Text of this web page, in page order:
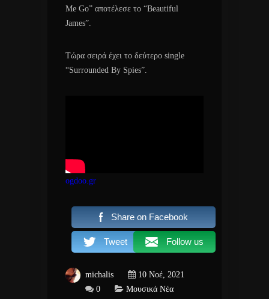
Me Go” αποτέλεσε το “Beautiful
James”.
Τώρα σειρά έχει το δεύτερο single
“Surrounded By Spies”.
ogdoo.gr
Share on Facebook
Tweet Follow us
michalis
10 Νοέ, 2021
0
Μουσικά Νέα